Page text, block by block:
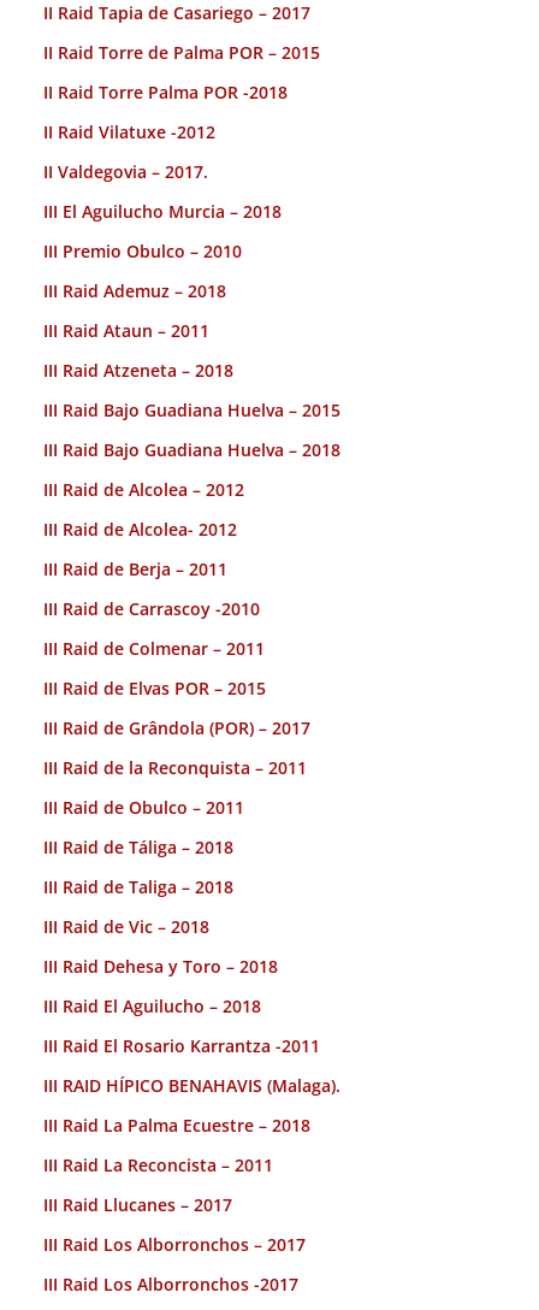
II Raid Tapia de Casariego – 2017
II Raid Torre de Palma POR – 2015
II Raid Torre Palma POR -2018
II Raid Vilatuxe -2012
II Valdegovia – 2017.
III El Aguilucho Murcia – 2018
III Premio Obulco – 2010
III Raid Ademuz – 2018
III Raid Ataun – 2011
III Raid Atzeneta – 2018
III Raid Bajo Guadiana Huelva – 2015
III Raid Bajo Guadiana Huelva – 2018
III Raid de Alcolea – 2012
III Raid de Alcolea- 2012
III Raid de Berja – 2011
III Raid de Carrascoy -2010
III Raid de Colmenar – 2011
III Raid de Elvas POR – 2015
III Raid de Grândola (POR) – 2017
III Raid de la Reconquista – 2011
III Raid de Obulco – 2011
III Raid de Táliga – 2018
III Raid de Taliga – 2018
III Raid de Vic – 2018
III Raid Dehesa y Toro – 2018
III Raid El Aguilucho – 2018
III Raid El Rosario Karrantza -2011
III RAID HÍPICO BENAHAVIS (Malaga).
III Raid La Palma Ecuestre – 2018
III Raid La Reconcista – 2011
III Raid Llucanes – 2017
III Raid Los Alborronchos – 2017
III Raid Los Alborronchos -2017